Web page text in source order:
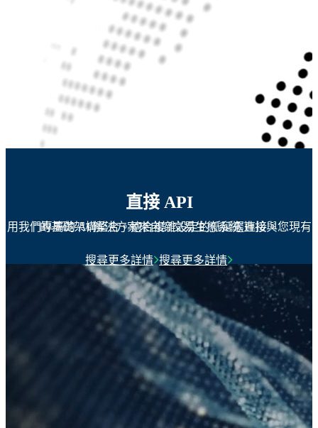
直接 API
用我們專屬的 AI 解決方案來自訂交易生態系統,直接與您現有的基礎架構整合。適合複雜設定的低延遲連接。
搜尋更多詳情 搜尋更多詳情